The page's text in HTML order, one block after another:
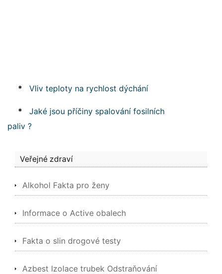
* Vliv teploty na rychlost dýchání
*
Jaké jsou příčiny spalování fosilních
paliv ?
Veřejné zdraví
Alkohol Fakta pro ženy
Informace o Active obalech
Fakta o slin drogové testy
Azbest Izolace trubek Odstraňování